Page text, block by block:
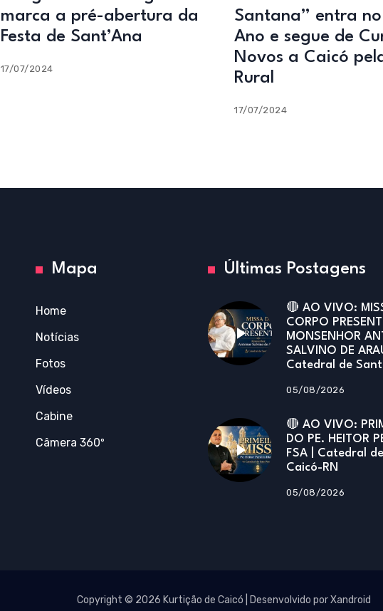
marca a pré-abertura da
Festa de Sant’Ana
17/07/2024
Santana” entra
Ano e segue de
Novos a Caicó
Rural
17/07/2024
Mapa
Home
Notícias
Fotos
Vídeos
Cabine
Câmera 360º
Últimas Postagens
🔴 AO VIVO:
CORPO
MONSENHOR
SALVINO DE
Catedral de
05/08/2026
🔴 AO VIVO:
DO PE. HEITOR
FSA | Catedral
Caicó-RN
05/08/2026
Copyright © 2026 Kurtição de Caicó | Desenvolvido por Xandroid